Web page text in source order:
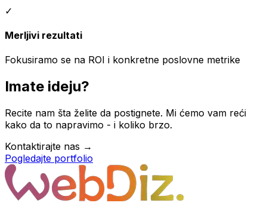
✓
Merljivi rezultati
Fokusiramo se na ROI i konkretne poslovne metrike
Imate ideju?
Recite nam šta želite da postignete. Mi ćemo vam reći
kako da to napravimo - i koliko brzo.
Kontaktirajte nas →
Pogledajte portfolio